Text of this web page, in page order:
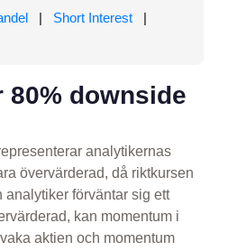
| Short Interest
|
downside
analytikernas
övervärderad, då riktkursen
förväntar sig ett
kan momentum i
aktien och momentum